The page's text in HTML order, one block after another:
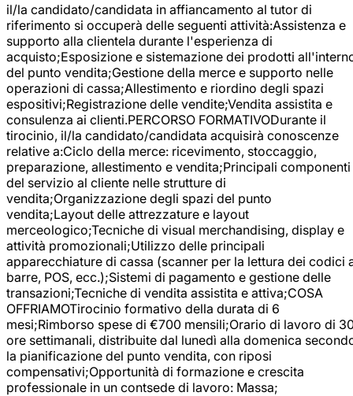
il/la candidato/candidata in affiancamento al tutor di
riferimento si occuperà delle seguenti attività:Assistenza e
supporto alla clientela durante l'esperienza di
acquisto;Esposizione e sistemazione dei prodotti
del punto vendita;Gestione della merce e supporto nelle
operazioni di cassa;Allestimento e riordino degli spazi
espositivi;Registrazione delle vendite;Vendita assistita e
consulenza ai clienti.PERCORSO FORMATIVODurante il
tirocinio, il/la candidato/candidata acquisirà conoscenze
relative a:Ciclo della merce: ricevimento, stoccaggio,
preparazione, allestimento e vendita;Principali componenti
del servizio al cliente nelle strutture di
vendita;Organizzazione degli spazi del punto
vendita;Layout delle attrezzature e layout
merceologico;Tecniche di visual merchandising, display e
attività promozionali;Utilizzo delle principali
apparecchiature di cassa (scanner per la lettura dei codici
barre, POS, ecc.);Sistemi di pagamento e gestione delle
transazioni;Tecniche di vendita assistita e attiva;COSA
OFFRIAMOTirocinio formativo della durata di 6
mesi;Rimborso spese di €700 mensili;Orario di lavoro di
ore settimanali, distribuite dal lunedì alla domenica
la pianificazione del punto vendita, con riposi
compensativi;Opportunità di formazione e crescita
professionale in un contsede di lavoro: Massa;